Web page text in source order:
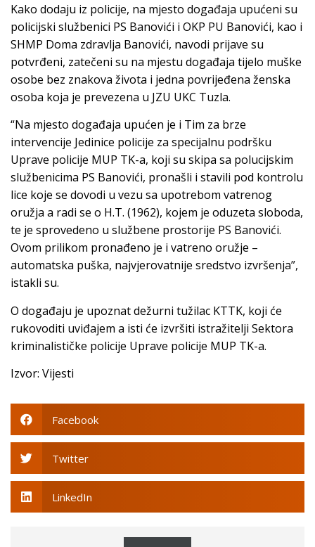
Kako dodaju iz policije, na mjesto događaja upućeni su
policijski službenici PS Banovići i OKP PU Banovići, kao i
SHMP Doma zdravlja Banovići, navodi prijave su
potvrđeni, zatečeni su na mjestu događaja tijelo muške
osobe bez znakova života i jedna povrijeđena ženska
osoba koja je prevezena u JZU UKC Tuzla.
“Na mjesto događaja upućen je i Tim za brze
intervencije Jedinice policije za specijalnu podršku
Uprave policije MUP TK-a, koji su skipa sa polucijskim
službenicima PS Banovići, pronašli i stavili pod kontrolu
lice koje se dovodi u vezu sa upotrebom vatrenog
oružja a radi se o H.T. (1962), kojem je oduzeta sloboda,
te je sprovedeno u službene prostorije PS Banovići.
Ovom prilikom pronađeno je i vatreno oružje –
automatska puška, najvjerovatnije sredstvo izvršenja”,
istakli su.
O događaju je upoznat dežurni tužilac KTTK, koji će
rukovoditi uviđajem a isti će izvršiti istražitelji Sektora
kriminalističke policije Uprave policije MUP TK-a.
Izvor: Vijesti
Facebook
Twitter
LinkedIn